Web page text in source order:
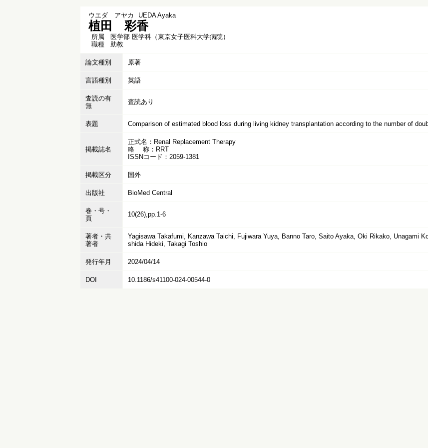
ウエダ アヤカ UEDA Ayaka
植田 彩香
所属
医学部 医学科（東京女子医科大学病院）
職種
助教
論文種別 原著
言語種別 英語
査読の有
無
査読あり
表題 Comparison of estimated blood loss during living kidney transplantation according to the number of
掲載誌名
正式名：Renal Replacement Therapy
略 称：RRT
ISSNコード：2059-1381
掲載区分 国外
出版社 BioMed Central
巻・号・
頁
10(26),pp.1-6
著者・共
著者
Yagisawa Takafumi, Kanzawa Taichi, Fujiwara Yuya, Banno Taro, Saito Ayaka, Oki Rikako, Unagami
shida Hideki, Takagi Toshio
発行年月 2024/04/14
DOI 10.1186/s41100-024-00544-0